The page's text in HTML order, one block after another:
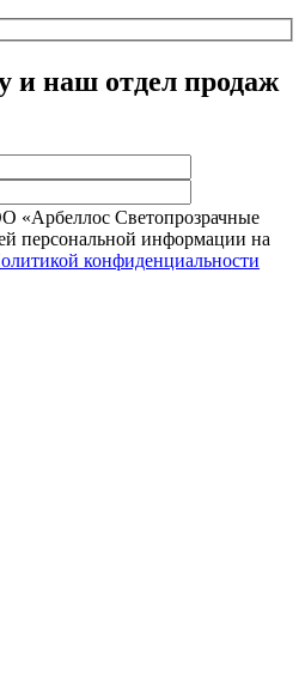
и наш отдел продаж
«Арбеллос Светопрозрачные
персональной информации на
конфиденциальности